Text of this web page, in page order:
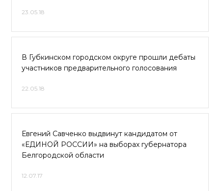
23.05.18
В Губкинском городском округе прошли дебаты
участников предварительного голосования
22.05.18
Евгений Савченко выдвинут кандидатом от
«ЕДИНОЙ РОССИИ» на выборах губернатора
Белгородской области
12.07.17